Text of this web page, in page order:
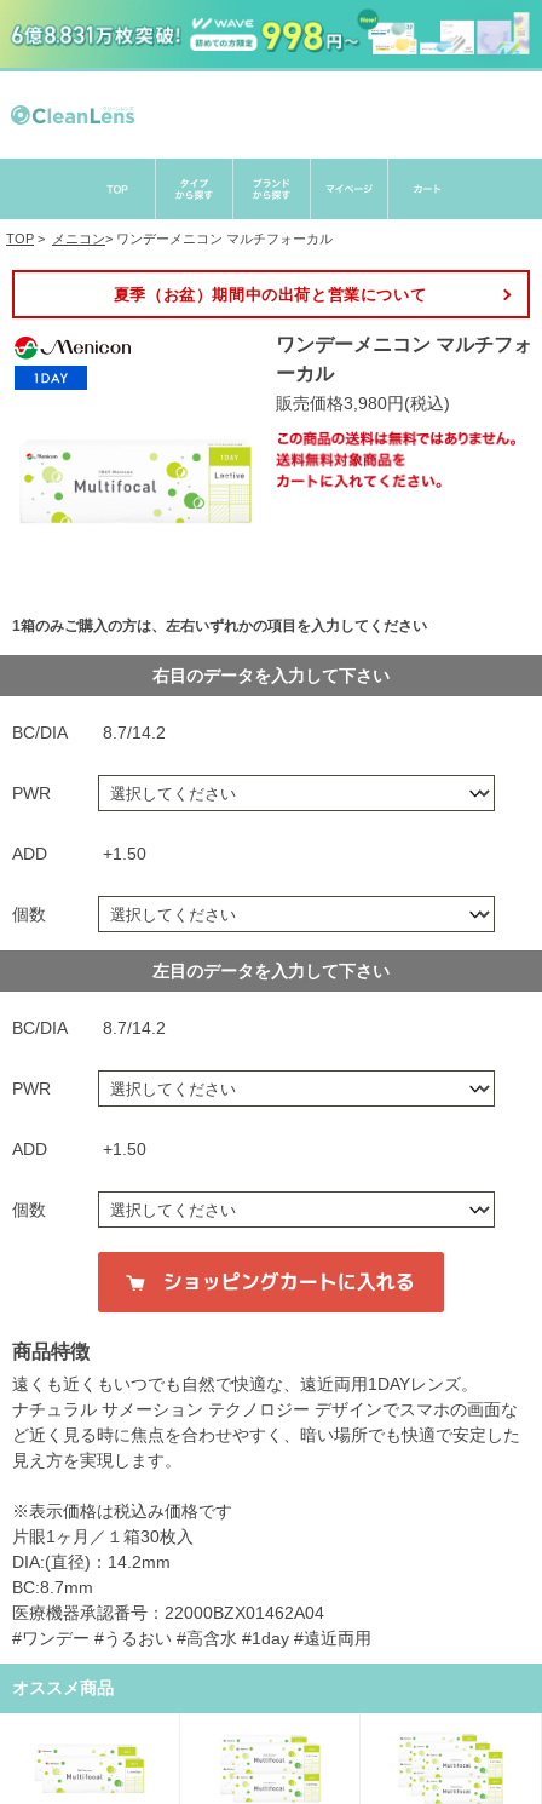
TOP > メニコン> ワンデーメニコン マルチフォーカル
夏季（お盆）期間中の出荷と営業について
ワンデーメニコン マルチフォ
ーカル
販売価格3,980円(税込)
1箱のみご購入の方は、左右いずれかの項目を入力してください
右目のデータを入力して下さい
BC/DIA 8.7/14.2
PWR
ADD +1.50
個数
左目のデータを入力して下さい
BC/DIA 8.7/14.2
PWR
ADD +1.50
個数
商品特徴
遠くも近くもいつでも自然で快適な、遠近両用1DAYレンズ。
ナチュラル サメーション テクノロジー デザインでスマホの画面な
ど近く見る時に焦点を合わせやすく、暗い場所でも快適で安定した
見え方を実現します。
※表示価格は税込み価格です
片眼1ヶ月／１箱30枚入
DIA:(直径)：14.2mm
BC:8.7mm
医療機器承認番号：22000BZX01462A04
#ワンデー #うるおい #高含水 #1day #遠近両用
オススメ商品